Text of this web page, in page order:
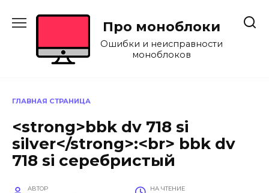
Про моноблоки
Ошибки и неисправности
моноблоков
ГЛАВНАЯ СТРАНИЦА
<strong>bbk dv 718 si
silver</strong>:<br> bbk dv
718 si серебристый
АВТОР НА ЧТЕНИЕ